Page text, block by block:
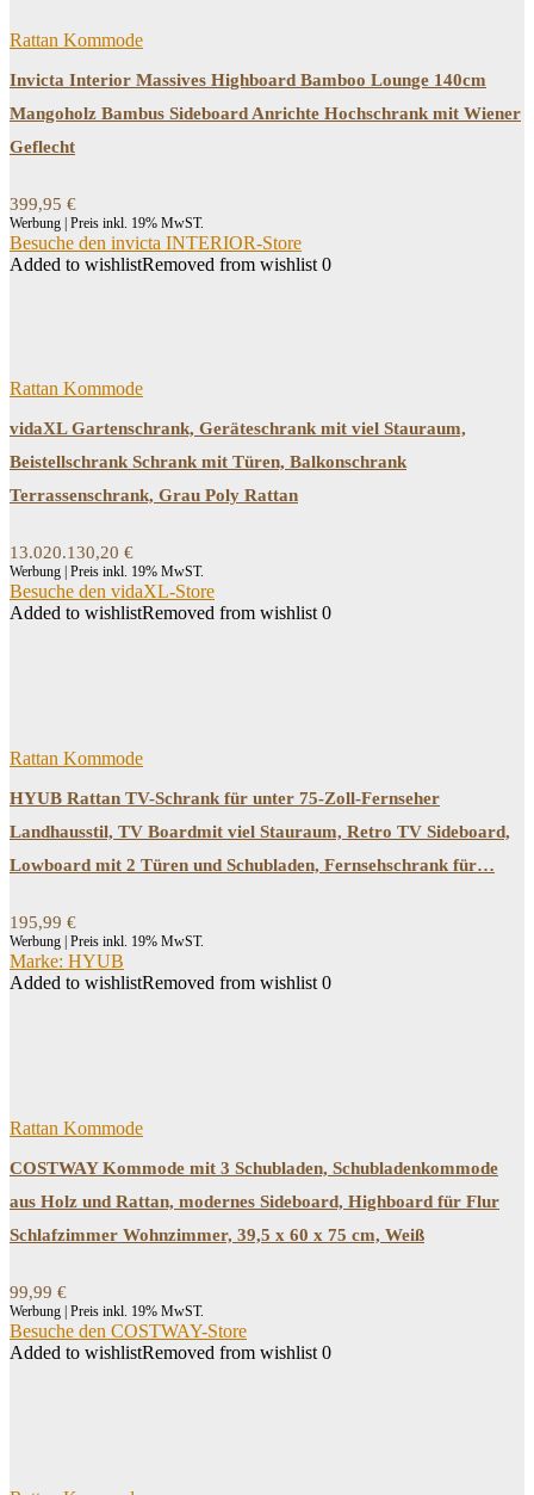
Rattan Kommode
Invicta Interior Massives Highboard Bamboo Lounge 140cm
Mangoholz Bambus Sideboard Anrichte Hochschrank mit Wiener
Geflecht
399,95 €
Werbung | Preis inkl. 19% MwST.
Besuche den invicta INTERIOR-Store
Added to wishlistRemoved from wishlist 0
Rattan Kommode
vidaXL Gartenschrank, Geräteschrank mit viel Stauraum,
Beistellschrank Schrank mit Türen, Balkonschrank
Terrassenschrank, Grau Poly Rattan
13.020.130,20 €
Werbung | Preis inkl. 19% MwST.
Besuche den vidaXL-Store
Added to wishlistRemoved from wishlist 0
Rattan Kommode
HYUB Rattan TV-Schrank für unter 75-Zoll-Fernseher
Landhausstil, TV Boardmit viel Stauraum, Retro TV Sideboard,
Lowboard mit 2 Türen und Schubladen, Fernsehschrank für…
195,99 €
Werbung | Preis inkl. 19% MwST.
Marke: HYUB
Added to wishlistRemoved from wishlist 0
Rattan Kommode
COSTWAY Kommode mit 3 Schubladen, Schubladenkommode
aus Holz und Rattan, modernes Sideboard, Highboard für Flur
Schlafzimmer Wohnzimmer, 39,5 x 60 x 75 cm, Weiß
99,99 €
Werbung | Preis inkl. 19% MwST.
Besuche den COSTWAY-Store
Added to wishlistRemoved from wishlist 0